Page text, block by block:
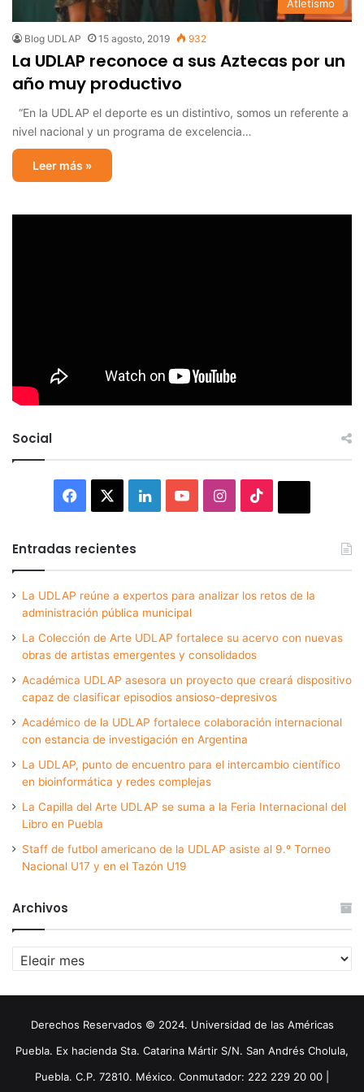
Atletismo
Blog UDLAP 15 agosto, 2019 932
La UDLAP reconoce a sus Aztecas por un
año muy productivo
“En la UDLAP el deporte es un distintivo, somos un referente a
nivel nacional y un programa de excelencia…
Leer más »
Social
Facebook LinkedInYouTubeInstagram
Entradas recientes
La UDLAP reúne a expertos para analizar los retos de la
administración pública municipal
La Colección de Arte UDLAP fortalece su acervo con nuevas
obras de artistas emergentes y consolidados
Académica UDLAP asesora un proyecto que creará dispositivo
capaz de clasificar episodios ansioso-depresivos
Académico de la UDLAP fortalece colaboración internacional
con estancia de investigación en Argentina
La UDLAP, punto de encuentro para el intercambio científico
en bioinformática y redes complejas
La Capilla del Arte UDLAP se suma a la Feria Internacional del
Libro en Puebla
Staff de futbol americano de la UDLAP asiste al 9.º Torneo
Nacional U17 y en el Tazón U19
Archivos
Archivos
Derechos Reservados © 2024. Universidad de las Américas
Puebla. Ex hacienda Sta. Catarina Mártir S/N. San Andrés Cholula,
Puebla. C.P. 72810. México. Conmutador: 222 229 20 00 |